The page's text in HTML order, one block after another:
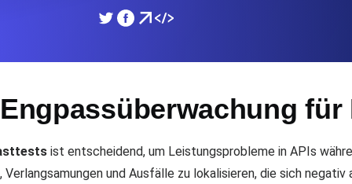
aus 26 Regionen. Monitoring as Code
Monitore als YAML, JS
für
ist entscheidend, um Leistungsprobleme in APIs
und Ausfälle zu lokalisieren, die sich